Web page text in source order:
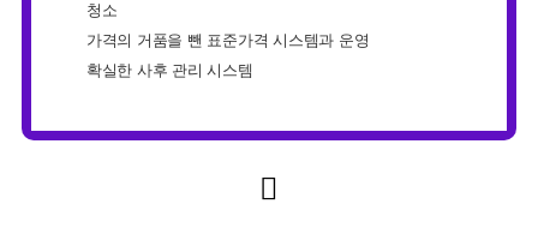
청소
가격의 거품을 뺀 표준가격 시스템과 운영
확실한 사후 관리 시스템